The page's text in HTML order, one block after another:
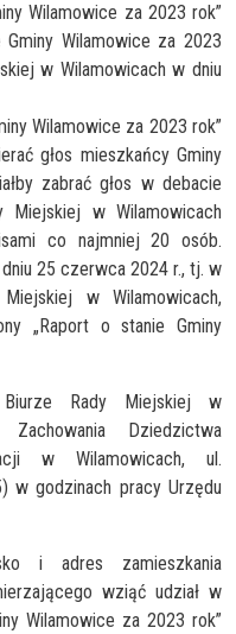
Wilamowice za 2023 rok”
Wilamowice za 2023
w Wilamowicach w dniu
Wilamowice za 2023 rok”
głos mieszkańcy Gminy
zabrać głos w debacie
Miejskiej w Wilamowicach
co najmniej 20 osób.
25 czerwca 2024 r., tj. w
w Wilamowicach,
„Raport o stanie Gminy
Rady Miejskiej w
Dziedzictwa
w Wilamowicach, ul.
w godzinach pracy Urzędu
i adres zamieszkania
wziąć udział w
Wilamowice za 2023 rok”